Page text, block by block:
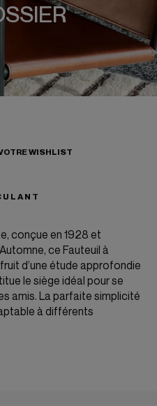
WISHLIST
conçue en 1928 et
ce Fauteuil à
d’une étude approfondie
le siège idéal pour se
amis. La parfaite simplicité
à différents